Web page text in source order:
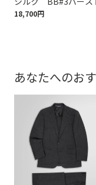
18,700円
あなたへのお